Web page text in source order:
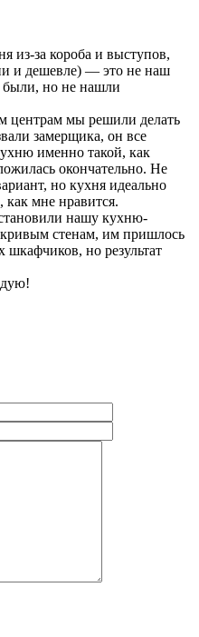
из-за короба и выступов,
и дешевле) — это не наш
но не нашли
центрам мы решили делать
замерщика, он все
именно такой, как
окончательно. Не
но кухня идеально
как мне нравится.
нашу кухню-
стенам, им пришлось
но результат